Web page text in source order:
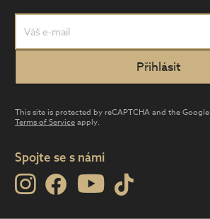
This site is protected by reCAPTCHA and the Google
Terms of Serviceapply.
Spojte se s námi